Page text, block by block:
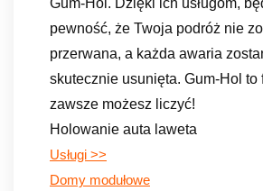
pewność, że Twoja podróż nie
przerwana, a każda awaria
skutecznie usunięta. Gum-Hol to
zawsze możesz liczyć!
Holowanie auta laweta
Usługi >>
Domy modułowe